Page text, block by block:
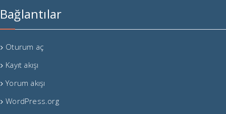
Bağlantılar
Oturum aç
Kayıt akışı
Yorum akışı
WordPress.org